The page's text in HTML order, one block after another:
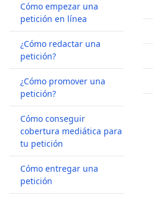
Cómo empezar una
petición en línea
¿Cómo redactar una
petición?
¿Cómo promover una
petición?
Cómo conseguir
cobertura mediática para
tu petición
Cómo entregar una
petición